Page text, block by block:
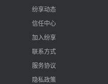
纷享动态
信任中心
加入纷享
联系方式
服务协议
隐私政策